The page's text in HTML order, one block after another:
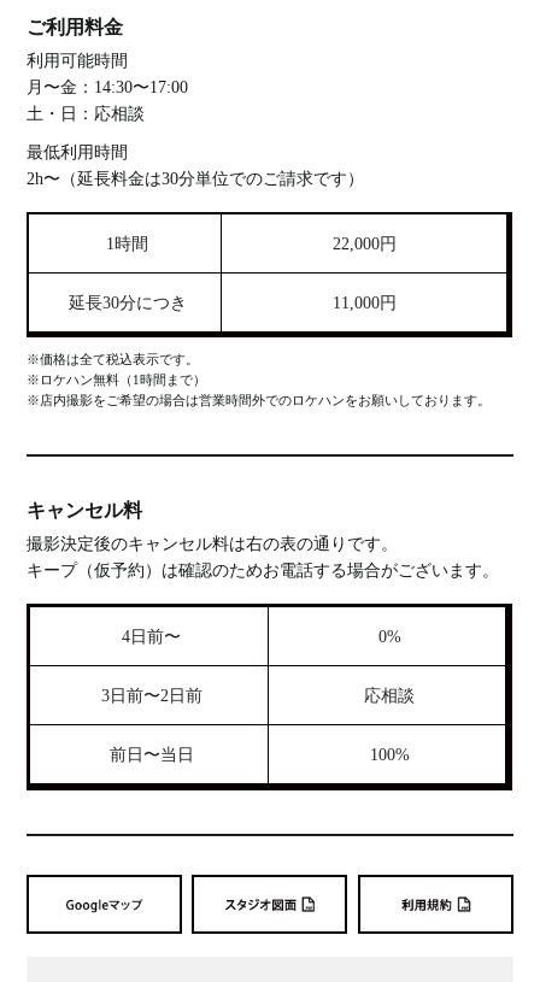
ご利用料金
利用可能時間
月〜金：14:30〜17:00
土・日：応相談
最低利用時間
2h〜（延長料金は30分単位でのご請求です）
1時間 22,000円
延長30分につき 11,000円
※価格は全て税込表示です。
※ロケハン無料（1時間まで）
※店内撮影をご希望の場合は営業時間外でのロケハンをお願いしております。
キャンセル料
撮影決定後のキャンセル料は右の表の通りです。
キープ（仮予約）は確認のためお電話する場合がございます。
4日前〜 0%
3日前〜2日前 応相談
前日〜当日 100%